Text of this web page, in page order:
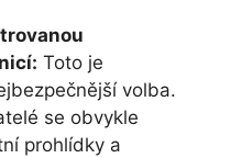
Toto je
volba.
se obvykle
prohlídky a